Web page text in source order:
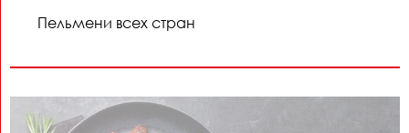
Пельмени всех стран